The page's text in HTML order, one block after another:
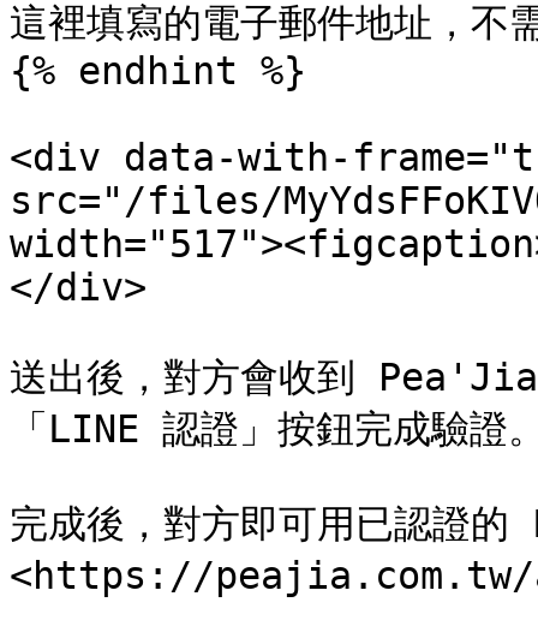
這裡填寫的電子郵件地址，
{% endhint %}
<div data-with-
src="/files/
</div>
送出後，對方會收到
「LINE 認證」按鈕完成驗證
完成後，對方即可用已認證
<https://peajia.com.tw/